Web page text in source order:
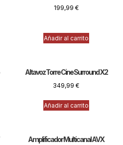
199,99 €
Añadir al carrito
Altavoz Torre Cine Surround X2
349,99 €
Añadir al carrito
Amplificador Multicanal AVX